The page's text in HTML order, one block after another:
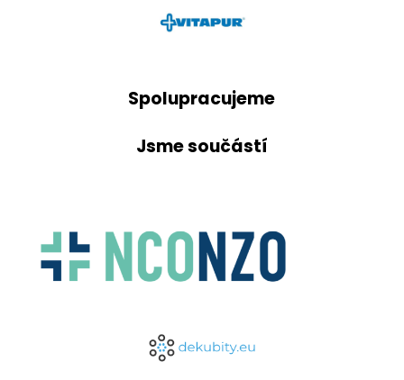
Spolupracujeme
Jsme součástí